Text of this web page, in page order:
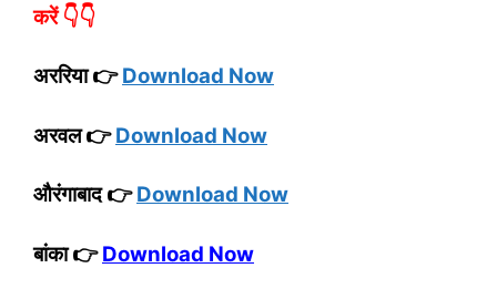
करें 👇👇
अररिया 👉Download Now
अरवल 👉Download Now
औरंगाबाद 👉Download Now
बांका 👉Download Now